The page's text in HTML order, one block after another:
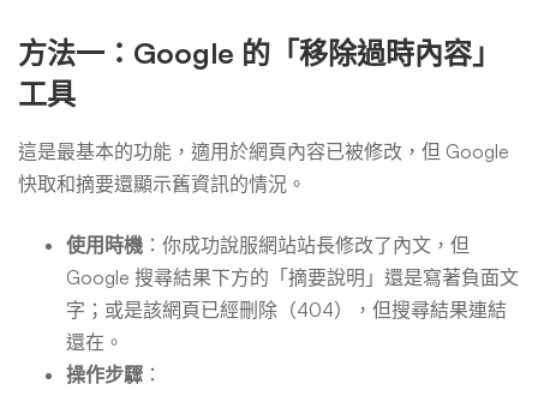
方法一：Google 的「移除過時內容」
工具
這是最基本的功能，適用於網頁內容已被修改，但 Google
快取和摘要還顯示舊資訊的情況。
使用時機 ：你成功說服網站站長修改了內文，但
Google 搜尋結果下方的「摘要說明」還是寫著負面文
字；或是該網頁已經刪除（404），但搜尋結果連結
還在。
操作步驟 ：